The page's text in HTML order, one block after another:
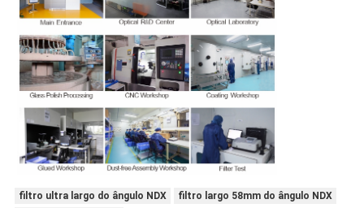
filtro ultra largo do ângulo NDX
filtro largo 58mm do ângulo NDX